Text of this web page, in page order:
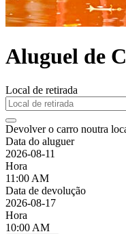
Aluguel de
Local de retirada
Devolver o carro noutra
Data do aluguer
2026-08-11
Hora
11:00 AM
Data de devolução
2026-08-17
Hora
10:00 AM